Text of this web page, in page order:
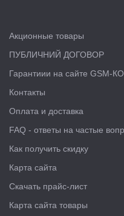
Акционные товары
ПУБЛИЧНИЙ ДОГОВОР
Гарантиии на сайте GSM-
Контакты
Оплата и доставка
FAQ - ответы на частые
Как получить скидку
Карта сайта
Скачать прайс-лист
Карта сайта товары